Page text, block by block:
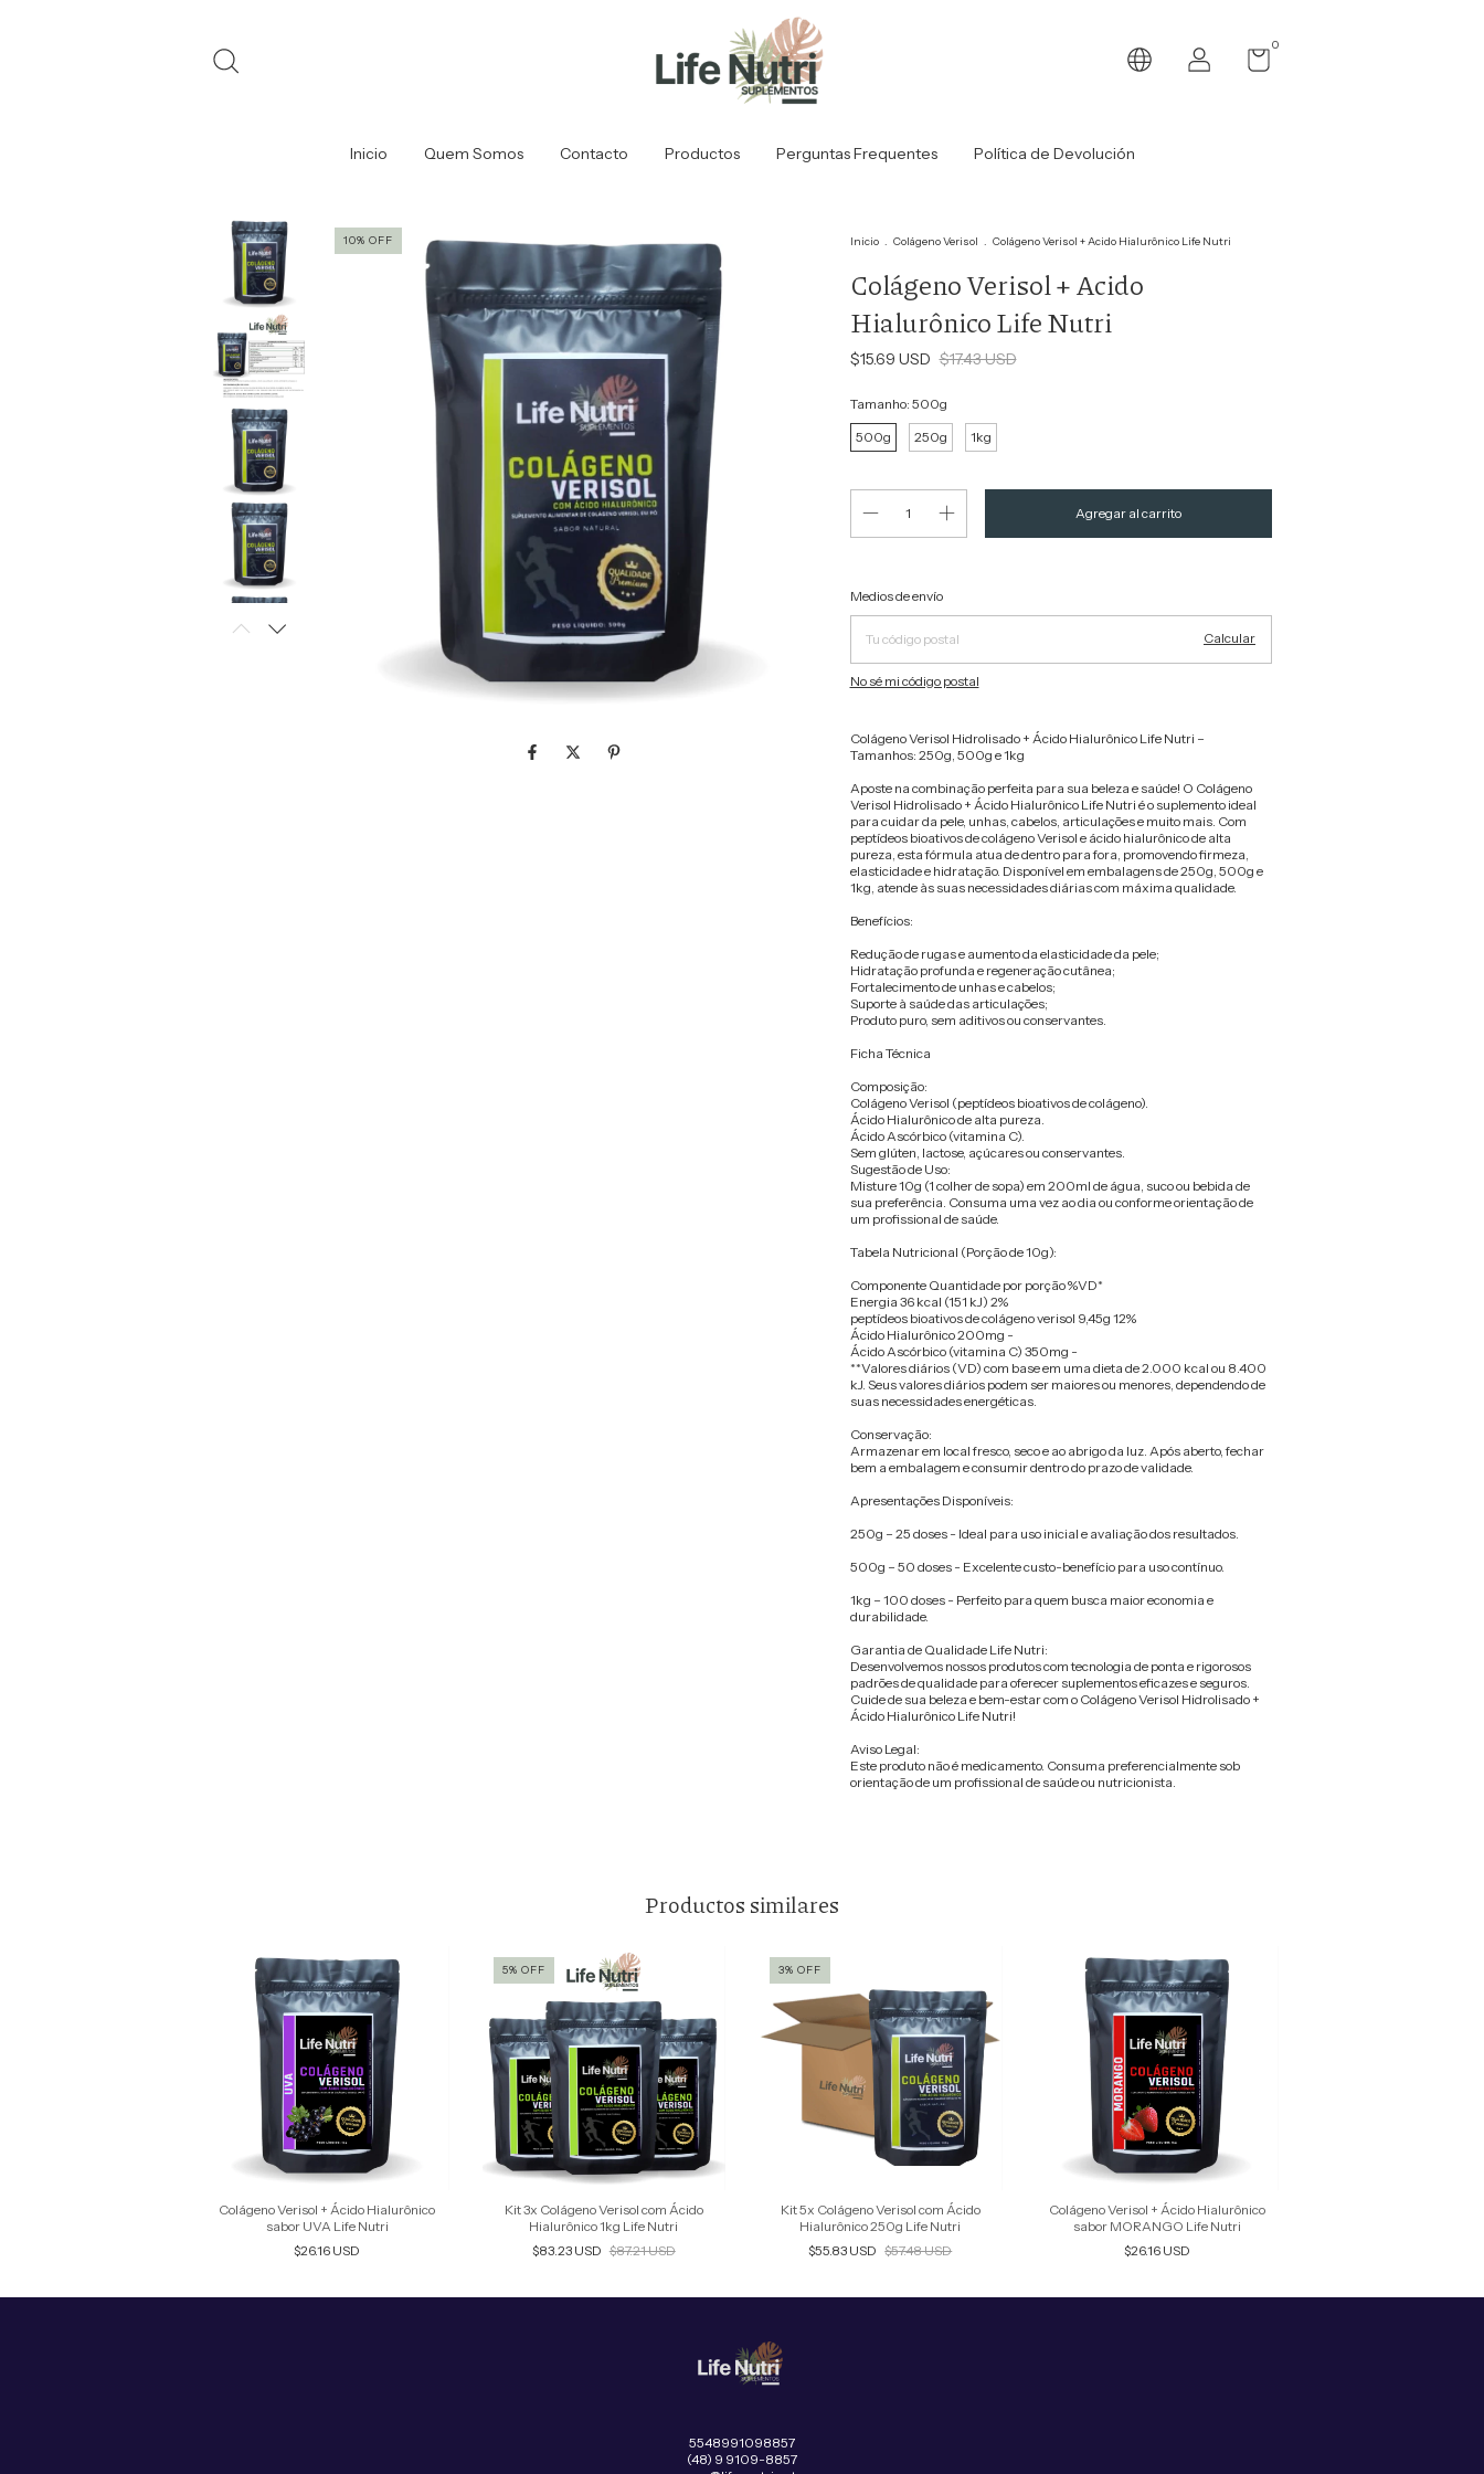
0
Inicio Quem Somos Contacto Productos Perguntas Frequentes Política de Devolución
10% OFF Inicio . Colágeno Verisol . Colágeno Verisol + Acido Hialurônico Life Nutri
Colágeno Verisol + Acido
Hialurônico Life Nutri
$15.69 USD $17.43 USD
Tamanho: 500g
500g
250g 1kg
Entregas para el CP:
Medios de envío
Calcular
No sé mi código postal
Colágeno Verisol Hidrolisado + Ácido Hialurônico Life Nutri –
Tamanhos: 250g, 500g e 1kg
Aposte na combinação perfeita para sua beleza e saúde! O Colágeno
Verisol Hidrolisado + Ácido Hialurônico Life Nutri é o suplemento ideal
para cuidar da pele, unhas, cabelos, articulações e muito mais. Com
peptídeos bioativos de colágeno Verisol e ácido hialurônico de alta
pureza, esta fórmula atua de dentro para fora, promovendo firmeza,
elasticidade e hidratação. Disponível em embalagens de 250g, 500g e
1kg, atende às suas necessidades diárias com máxima qualidade.
Benefícios:
Redução de rugas e aumento da elasticidade da pele;
Hidratação profunda e regeneração cutânea;
Fortalecimento de unhas e cabelos;
Suporte à saúde das articulações;
Produto puro, sem aditivos ou conservantes.
Ficha Técnica
Composição:
Colágeno Verisol (peptídeos bioativos de colágeno).
Ácido Hialurônico de alta pureza.
Ácido Ascórbico (vitamina C).
Sem glúten, lactose, açúcares ou conservantes.
Sugestão de Uso:
Misture 10g (1 colher de sopa) em 200ml de água, suco ou bebida de
sua preferência. Consuma uma vez ao dia ou conforme orientação de
um profissional de saúde.
Tabela Nutricional (Porção de 10g):
Componente Quantidade por porção %VD*
Energia 36 kcal (151 kJ) 2%
peptídeos bioativos de colágeno verisol 9,45g 12%
Ácido Hialurônico 200mg -
Ácido Ascórbico (vitamina C) 350mg -
**Valores diários (VD) com base em uma dieta de 2.000 kcal ou 8.400
kJ. Seus valores diários podem ser maiores ou menores, dependendo de
suas necessidades energéticas.
Conservação:
Armazenar em local fresco, seco e ao abrigo da luz. Após aberto, fechar
bem a embalagem e consumir dentro do prazo de validade.
Apresentações Disponíveis:
250g – 25 doses - Ideal para uso inicial e avaliação dos resultados.
500g – 50 doses - Excelente custo-benefício para uso contínuo.
1kg – 100 doses - Perfeito para quem busca maior economia e
durabilidade.
Garantia de Qualidade Life Nutri:
Desenvolvemos nossos produtos com tecnologia de ponta e rigorosos
padrões de qualidade para oferecer suplementos eficazes e seguros.
Cuide de sua beleza e bem-estar com o Colágeno Verisol Hidrolisado +
Ácido Hialurônico Life Nutri!
Aviso Legal:
Este produto não é medicamento. Consuma preferencialmente sob
orientação de um profissional de saúde ou nutricionista.
Productos similares
Colágeno Verisol + Ácido Hialurônico
sabor UVA Life Nutri
$26.16 USD
5% OFF
Kit 3x Colágeno Verisol com Ácido
Hialurônico 1kg Life Nutri
$83.23 USD $87.21 USD
3% OFF
Kit 5x Colágeno Verisol com Ácido
Hialurônico 250g Life Nutri
$55.83 USD $57.48 USD
Colágeno Verisol + Ácido Hialurônico
sabor MORANGO Life Nutri
$26.16 USD
5548991098857
(48) 9 9109-8857